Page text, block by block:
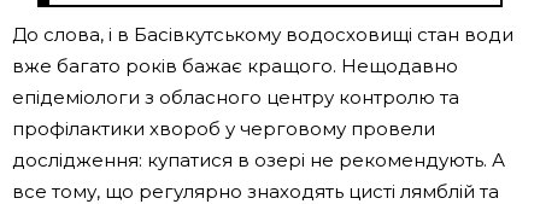
До слова, і в Басівкутському водосховищі стан води
вже багато років бажає кращого. Нещодавно
епідеміологи з обласного центру контролю та
профілактики хвороб у черговому провели
дослідження: купатися в озері не рекомендують. А
все тому, що регулярно знаходять цисті лямблій та